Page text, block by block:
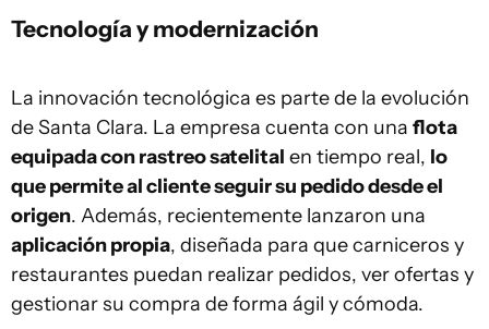
Tecnología y modernización
La innovación tecnológica es parte de la evolución
de Santa Clara. La empresa cuenta con una flota
equipada con rastreo satelital en tiempo real, lo
que permite al cliente seguir su pedido desde el
origen. Además, recientemente lanzaron una
aplicación propia, diseñada para que carniceros y
restaurantes puedan realizar pedidos, ver ofertas y
gestionar su compra de forma ágil y cómoda.